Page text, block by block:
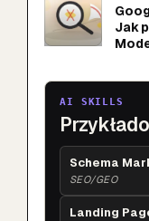
Jak
AI SKILLS
Schema
SEO/GEO
Landing